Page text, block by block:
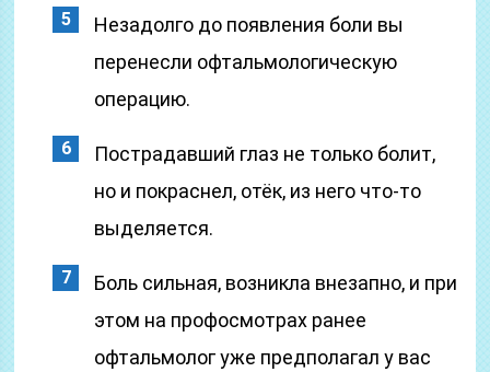
Незадолго до появления боли вы
перенесли офтальмологическую
операцию.
Пострадавший глаз не только болит,
но и покраснел, отёк, из него что-то
выделяется.
Боль сильная, возникла внезапно, и при
этом на профосмотрах ранее
офтальмолог уже предполагал у вас